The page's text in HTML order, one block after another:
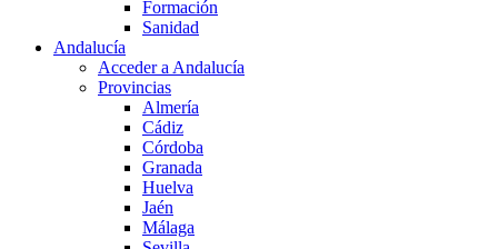
Formación
Sanidad
Andalucía
Acceder a Andalucía
Provincias
Almería
Cádiz
Córdoba
Granada
Huelva
Jaén
Málaga